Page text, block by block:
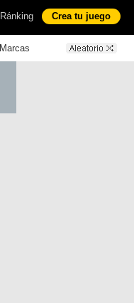
Ránking Crea tu juego
Marcas